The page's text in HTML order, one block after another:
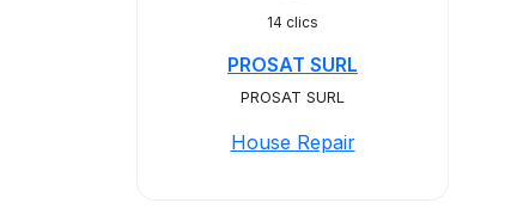
14 clics
PROSAT SURL
PROSAT SURL
House Repair